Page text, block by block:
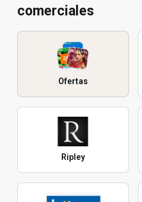
comerciales
Ofertas
Ripley